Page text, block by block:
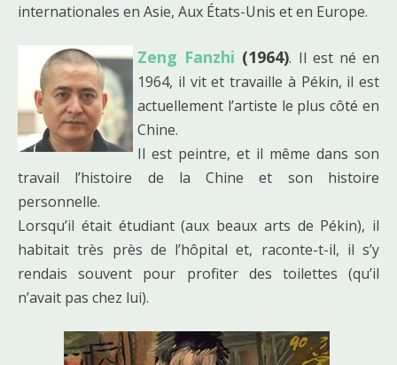
internationales en Asie, Aux États-Unis et en Europe.
Zeng Fanzhi (1964). Il est né en
1964, il vit et travaille à Pékin, il est
actuellement l’artiste le plus côté en
Chine.
Il est peintre, et il même dans son
travail l’histoire de la Chine et son histoire
personnelle.
Lorsqu’il était étudiant (aux beaux arts de Pékin), il
habitait très près de l’hôpital et, raconte-t-il, il s’y
rendais souvent pour profiter des toilettes (qu’il
n’avait pas chez lui).